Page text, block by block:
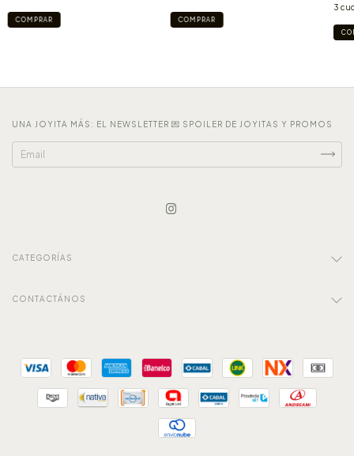
3
UNA JOYITA MÁS: EL NEWSLETTER 💌 SPOILER DE JOYITAS Y PROMOS
CATEGORÍAS
CONTACTÁNOS